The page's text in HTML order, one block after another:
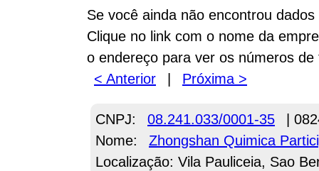
Se você ainda não encontrou
Clique no link com o nome da
o endereço para ver os números de
< Anterior
| Próxima >
CNPJ: 08.241.033/0001-35
|
Nome:
Zhongshan Quimica
Localização: Vila Pauliceia, Sao